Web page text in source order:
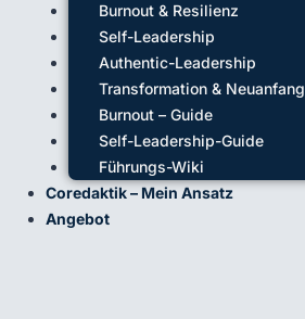
Burnout & Resilienz
Self-Leadership
Authentic-Leadership
Transformation & Neuanfang
Burnout – Guide
Self-Leadership-Guide
Führungs-Wiki
Coredaktik – Mein Ansatz
Angebot